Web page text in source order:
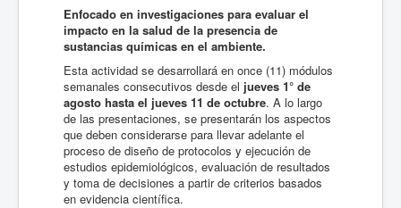
Enfocado en investigaciones para evaluar el
impacto en la salud de la presencia de
sustancias químicas en el ambiente.
Esta actividad se desarrollará en once (11) módulos
semanales consecutivos desde el jueves 1° de
agosto hasta el jueves 11 de octubre. A lo largo
de las presentaciones, se presentarán los aspectos
que deben considerarse para llevar adelante el
proceso de diseño de protocolos y ejecución de
estudios epidemiológicos, evaluación de resultados
y toma de decisiones a partir de criterios basados
en evidencia científica.